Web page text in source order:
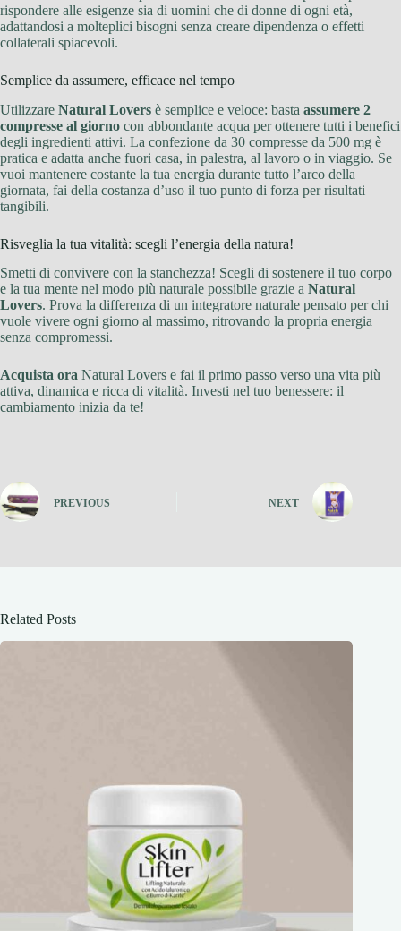
rispondere alle esigenze sia di uomini che di donne di ogni età,
adattandosi a molteplici bisogni senza creare dipendenza o effetti
collaterali spiacevoli.
Semplice da assumere, efficace nel tempo
Utilizzare Natural Lovers è semplice e veloce: basta assumere 2
compresse al giorno con abbondante acqua per ottenere tutti i benefici
degli ingredienti attivi. La confezione da 30 compresse da 500 mg è
pratica e adatta anche fuori casa, in palestra, al lavoro o in viaggio. Se
vuoi mantenere costante la tua energia durante tutto l’arco della
giornata, fai della costanza d’uso il tuo punto di forza per risultati
tangibili.
Risveglia la tua vitalità: scegli l’energia della natura!
Smetti di convivere con la stanchezza! Scegli di sostenere il tuo corpo
e la tua mente nel modo più naturale possibile grazie a Natural
Lovers. Prova la differenza di un integratore naturale pensato per chi
vuole vivere ogni giorno al massimo, ritrovando la propria energia
senza compromessi.
Acquista ora Natural Lovers e fai il primo passo verso una vita più
attiva, dinamica e ricca di vitalità. Investi nel tuo benessere: il
cambiamento inizia da te!
PREVIOUS NEXT
Related Posts